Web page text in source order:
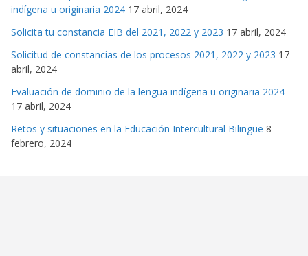
indígena u originaria 2024 17 abril, 2024
Solicita tu constancia EIB del 2021, 2022 y 2023 17 abril, 2024
Solicitud de constancias de los procesos 2021, 2022 y 2023 17
abril, 2024
Evaluación de dominio de la lengua indígena u originaria 2024
17 abril, 2024
Retos y situaciones en la Educación Intercultural Bilingüe 8
febrero, 2024